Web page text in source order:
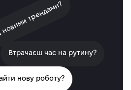
трендами?
нову роботу?
Втрачаєш час на рутину?